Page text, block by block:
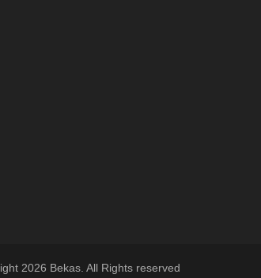
2026 Bekas. All Rights reserved